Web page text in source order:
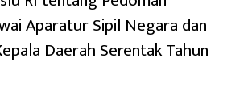
Aparatur Sipil Negara dan
Daerah Serentak Tahun